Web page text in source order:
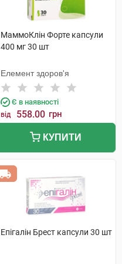
МаммоКлін Форте капсули
400 мг 30 шт
Елемент здоров'я
Є в наявності
від 558.00 грн
КУПИТИ
Епігалін Брест капсули 30 шт